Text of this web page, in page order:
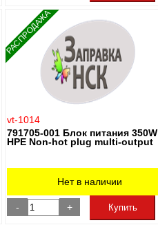
РАСПРОДАЖА
vt-1014
791705-001 Блок питания 350W
HPE Non-hot plug multi-output
Нет в наличии
- + Купить